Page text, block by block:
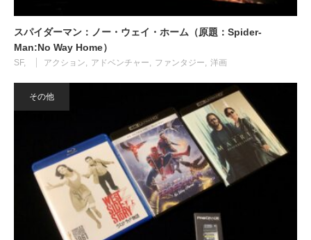
スパイダーマン：ノー・ウェイ・ホーム（原題：Spider-
Man:No Way Home）
SF アクション アドベンチャー ファンタジー 洋画
その他